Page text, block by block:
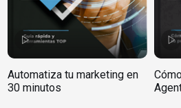
Automatiza tu marketing en
30 minutos